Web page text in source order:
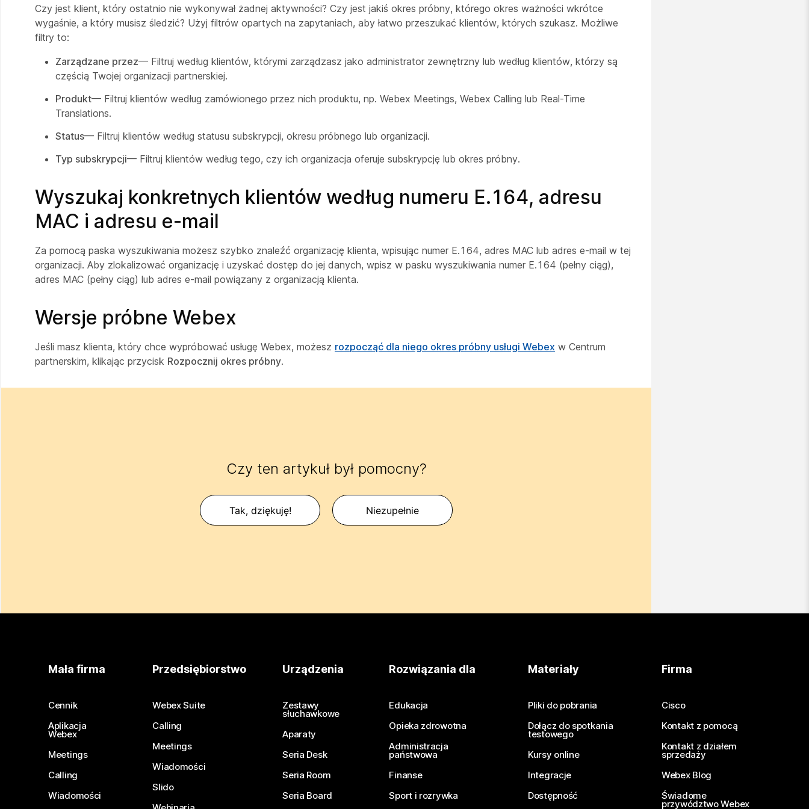
Czy jest klient, który ostatnio nie wykonywał żadnej aktywności? Czy jest jakiś okres próbny, którego okres ważności wkrótce
wygaśnie, a który musisz śledzić? Użyj filtrów opartych na zapytaniach, aby łatwo przeszukać klientów, których szukasz. Możliwe
filtry to:
Zarządzane przez— Filtruj według klientów, którymi zarządzasz jako administrator zewnętrzny lub według klientów, którzy są
częścią Twojej organizacji partnerskiej.
Produkt— Filtruj klientów według zamówionego przez nich produktu, np. Webex Meetings, Webex Calling lub Real-Time
Translations.
Status— Filtruj klientów według statusu subskrypcji, okresu próbnego lub organizacji.
Typ subskrypcji— Filtruj klientów według tego, czy ich organizacja oferuje subskrypcję lub okres próbny.
Wyszukaj konkretnych klientów według numeru E.164, adresu
MAC i adresu e-mail
Za pomocą paska wyszukiwania możesz szybko znaleźć organizację klienta, wpisując numer E.164, adres MAC lub adres e-mail w tej
organizacji. Aby zlokalizować organizację i uzyskać dostęp do jej danych, wpisz w pasku wyszukiwania numer E.164 (pełny ciąg),
adres MAC (pełny ciąg) lub adres e-mail powiązany z organizacją klienta.
Wersje próbne Webex
Jeśli masz klienta, który chce wypróbować usługę Webex, możesz rozpocząć dla niego okres próbny usługi Webex w Centrum
partnerskim, klikając przycisk Rozpocznij okres próbny.
Czy ten artykuł był pomocny?
Tak, dziękuję! Niezupełnie
Mała firma
Cennik
Aplikacja
Webex
Meetings
Calling
Wiadomości
Przedsiębiorstwo
Webex Suite
Calling
Meetings
Wiadomości
Slido
Urządzenia
Zestawy
słuchawkowe
Aparaty
Seria Desk
Seria Room
Seria Board
Rozwiązania dla
Edukacja
Opieka zdrowotna
Administracja
państwowa
Finanse
Sport i rozrywka
Materiały
Pliki do pobrania
Dołącz do spotkania
testowego
Kursy online
Integracje
Dostępność
Firma
Cisco
Kontakt z pomocą
Kontakt z działem
sprzedaży
Webex Blog
Świadome
przywództwo Webex